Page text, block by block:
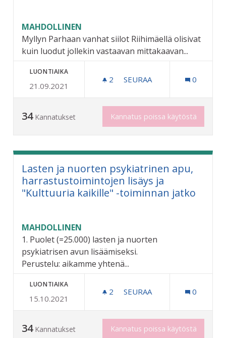
MAHDOLLINEN
Myllyn Parhaan vanhat siilot Riihimäellä olisivat
kuin luodut jollekin vastaavan mittakaavan...
LUONTIAIKA
21.09.2021
2 2 SEURAAJAA
SEURAA 0
34 Kannatukset Kannatus poissa käytöstä
Lasten ja nuorten psykiatrinen apu,
harrastustoimintojen lisäys ja
"Kulttuuria kaikille" -toiminnan jatko
MAHDOLLINEN
1. Puolet (=25.000) lasten ja nuorten
psykiatrisen avun lisäämiseksi.
Perustelu: aikamme yhtenä...
LUONTIAIKA
15.10.2021
2 2 SEURAAJAA
SEURAA 0
34 Kannatukset Kannatus poissa käytöstä